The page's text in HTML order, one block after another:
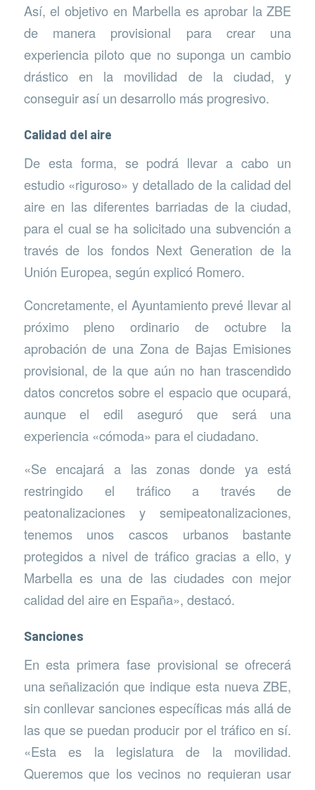
Así, el objetivo en Marbella es aprobar la ZBE
de manera provisional para crear una
experiencia piloto que no suponga un cambio
drástico en la movilidad de la ciudad, y
conseguir así un desarrollo más progresivo.
Calidad del aire
De esta forma, se podrá llevar a cabo un
estudio «riguroso» y detallado de la calidad del
aire en las diferentes barriadas de la ciudad,
para el cual se ha solicitado una subvención a
través de los fondos Next Generation de la
Unión Europea, según explicó Romero.
Concretamente, el Ayuntamiento prevé llevar al
próximo pleno ordinario de octubre la
aprobación de una Zona de Bajas Emisiones
provisional, de la que aún no han trascendido
datos concretos sobre el espacio que ocupará,
aunque el edil aseguró que será una
experiencia «cómoda» para el ciudadano.
«Se encajará a las zonas donde ya está
restringido el tráfico a través de
peatonalizaciones y semipeatonalizaciones,
tenemos unos cascos urbanos bastante
protegidos a nivel de tráfico gracias a ello, y
Marbella es una de las ciudades con mejor
calidad del aire en España», destacó.
Sanciones
En esta primera fase provisional se ofrecerá
una señalización que indique esta nueva ZBE,
sin conllevar sanciones específicas más allá de
las que se puedan producir por el tráfico en sí.
«Esta es la legislatura de la movilidad.
Queremos que los vecinos no requieran usar